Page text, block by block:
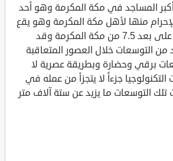
المساجد في مكة المكرمة وهو أحد
منها لأهل مكة المكرمة وهو يقع
في الشمال الغربي على بعد 7.5 من مكة المكرمة وقد
التوسعات خلال العصور المتعاقبة
برقي وحضارة وبطريقة عصرية لا
جزءاً لا يتجزأ من عمله في
التوسعات ما يزيد عن ستة آلاف متر